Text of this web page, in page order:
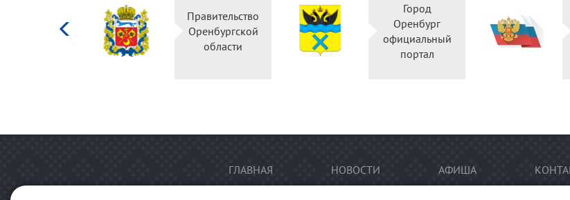
Правительство
Оренбургской
области
Город
Оренбург
официальный
портал
ГЛАВНАЯ НОВОСТИ АФИША